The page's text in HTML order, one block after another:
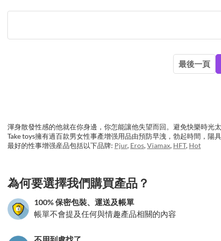
最後一頁
渾身散發性感的他就在你身邊，你怎能讓他失望而回。避免快樂時光
Take toys擁有過百款男女性事產增强用品由預防早洩，勃起時間，
最好的性事增强産品包括以下品牌: Pjur, Eros,Viamax, HFT, Hot
為何要選擇我們購買產品？
100% 保密包裝、運送及帳單
帳單不會提及任何與情趣產品相關的內容